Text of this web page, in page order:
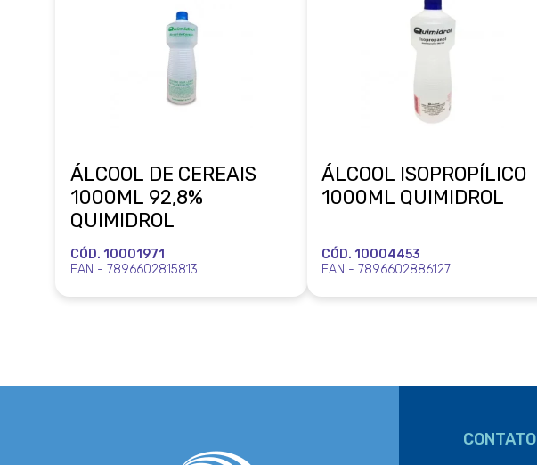
ÁLCOOL DE CEREAIS
1000ML 92,8%
QUIMIDROL
CÓD. 10001971
EAN - 7896602815813
ÁLCOOL ISOPROPÍLICO
1000ML QUIMIDROL
CÓD. 10004453
EAN - 7896602886127
CONTATO